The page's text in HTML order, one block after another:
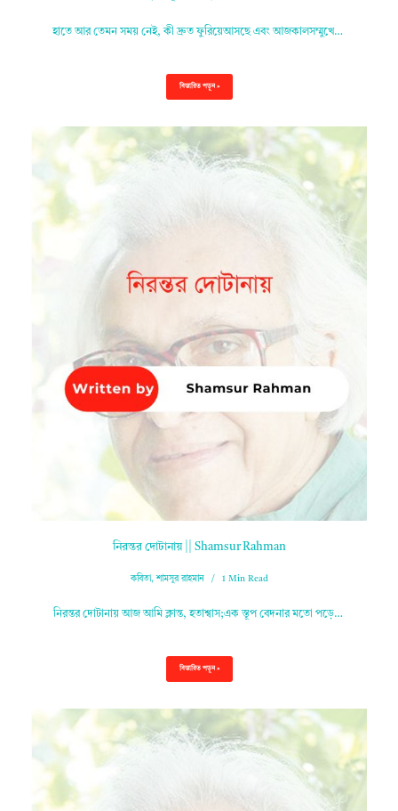
হাতে আর তেমন সময় নেই, কী দ্রুত ফুরিয়েআসছে এবং আজকালসম্মুখে…
বিস্তারিত পড়ুন »
নিরন্তর দোটানায় || Shamsur Rahman
কবিতা,শামসুর রাহমান 1 Min Read
নিরন্তর দোটানায় আজ আমি ক্লান্ত, হতাশ্বাস;এক স্তূপ বেদনার মতো পড়ে…
বিস্তারিত পড়ুন »